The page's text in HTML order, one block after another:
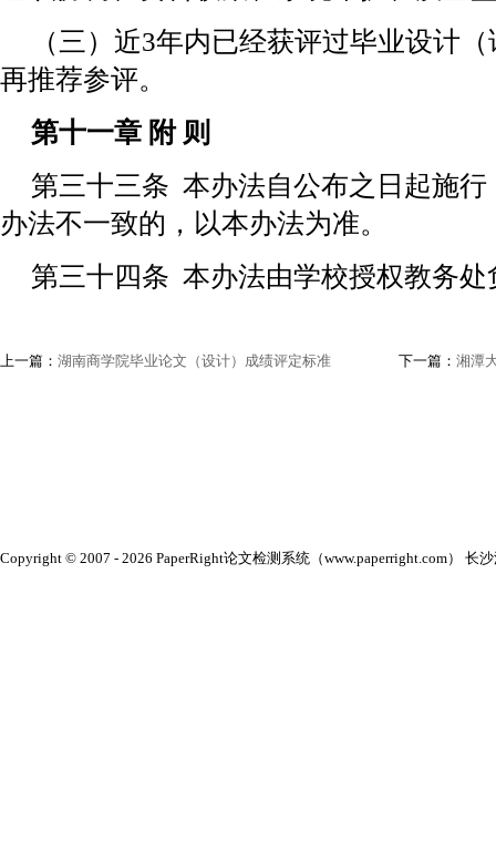
（三）近3年内已经获评过毕业设计
再推荐参评。
第十一章 附 则
第三十三条 本办法自公布之日起施
办法不一致的，以本办法为准。
第三十四条 本办法由学校授权教务处
上一篇： 湖南商学院毕业论文（设计）成绩评定标准 下一篇： 湘潭
Copyright © 2007 - 2026 PaperRight论文检测系统（www.paperright.com） 长